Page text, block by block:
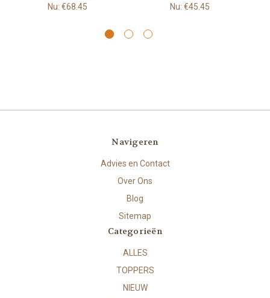
Nu: €68.45
Nu: €45.45
Navigeren
Advies en Contact
Over Ons
Blog
Sitemap
Categorieën
ALLES
TOPPERS
NIEUW